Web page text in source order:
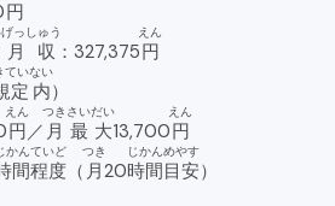
円
月収
げっしゅう
：327,375円
えん
定
てい
内
ない
）
円
えん
／ 月
つき
最大
さいだい
13,700円
えん
間
かん
程度
ていど
（ 月
つき
20時間
じかん
目安
めやす
）